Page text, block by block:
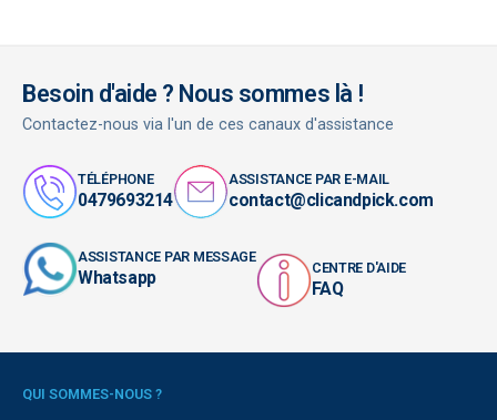
Besoin d'aide ? Nous sommes là !
Contactez-nous via l'un de ces canaux d'assistance
TÉLÉPHONE
0479693214
ASSISTANCE PAR E-MAIL
contact@clicandpick.com
ASSISTANCE PAR MESSAGE
Whatsapp CENTRE D'AIDE
FAQ
QUI SOMMES-NOUS ?